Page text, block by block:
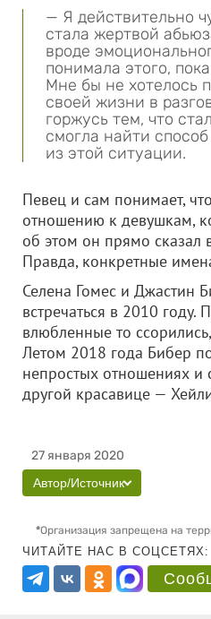
— Я действительно
стала жертвой
вроде
понимала этого,
Мне бы не хотелось
своей жизни в
горжусь тем, что
смогла найти
из этой ситуации.
Певец и сам понимает,
отношению к девушкам,
об этом он прямо сказал
Правда, конкретные
Селена Гомес и Джастин
встречаться в 2010 году.
влюбленные то
Летом 2018 года Бибер
непростых отношениях и
другой красавице —
27 января 2020
Автор/Источник
*Организация запрещена на
ЧИТАЙТЕ НАС В СОЦСЕТЯХ: